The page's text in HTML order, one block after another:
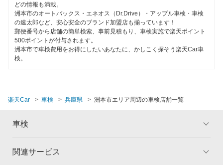
加西市
加東市
川西市
佐用郡
三田市
1日車検
整備保証
1級整備士在籍
閉じる
どの情報も満載。
洲本市のオートバックス・エネオス（Dr.Drive）・アップル車検・車検
の速太郎など、安心安全のブランド加盟店も揃っています！
郵便番号から店舗の簡単検索、事前見積もり、車検実施で楽天ポイント
500ポイントが付与されます。
洲本市で車検費用をお得にしたいあなたに、かしこく探そう楽天Car車
検。
楽天Car 車検 兵庫県 洲本市エリア周辺の車検店舗一覧
車検
トップ
関連サービス